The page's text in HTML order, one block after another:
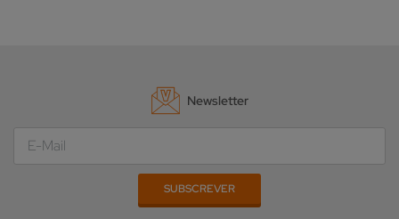
Newsletter